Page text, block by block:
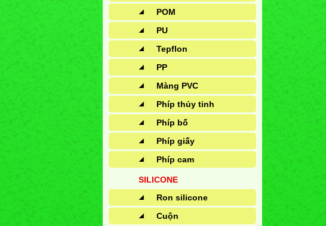
POM
PU
Tepflon
PP
Màng PVC
Phíp thủy tinh
Phíp bố
Phíp giấy
Phíp cam
SILICONE
Ron silicone
Cuộn